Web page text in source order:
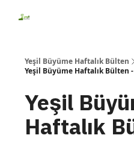
Yeşil Büyüme Haftalık Bülten
Yeşil Büyüme Haftalık Bülten -
Yeşil
Haftalık